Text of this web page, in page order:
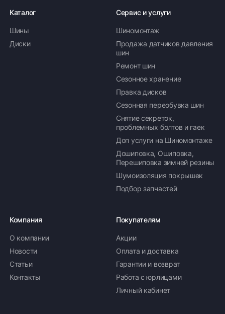
Каталог
Шины
Диски
Сервис и услуги
Шиномонтаж
Продажа датчиков давления
шин
Ремонт шин
Сезонное хранение
Правка дисков
Сезонная переобувка шин
Снятие секреток,
проблемных болтов и гаек
Доп услуги на Шиномонтаже
Дошиповка, Ошиповка,
Перешиповка зимней резины
Шумоизоляция покрышек
Подбор запчастей
Компания
О компании
Новости
Статьи
Контакты
Покупателям
Акции
Оплата и доставка
Гарантии и возврат
Работа с юрлицами
Личный кабинет